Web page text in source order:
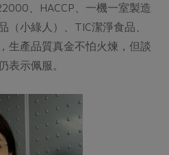
、HACCP、一機一室製造
（小綠人）、TIC潔淨食品、
生產品質真金不怕火煉，但談
表示佩服。